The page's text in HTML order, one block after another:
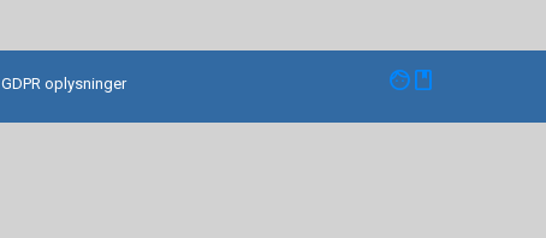
GDPR oplysninger facebook